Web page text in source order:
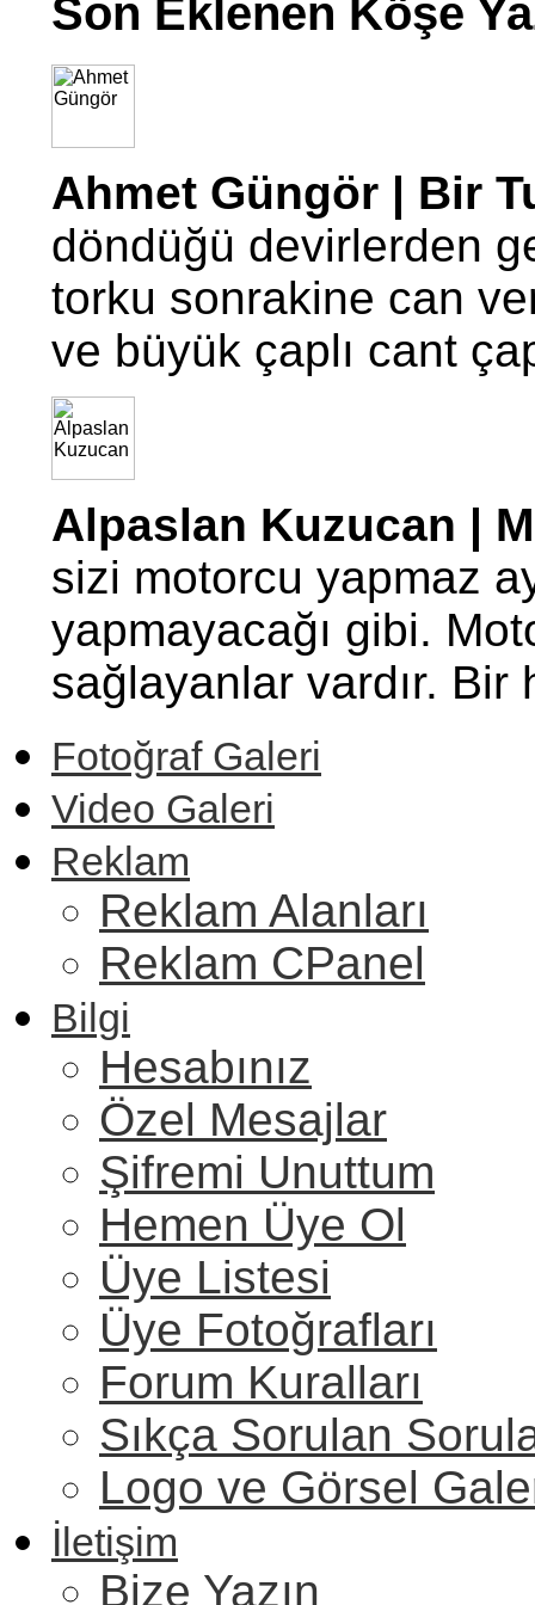
Son Eklenen Köşe
Ahmet Güngör | Bir
döndüğü devirlerden
torku sonrakine can
ve büyük çaplı cant
Alpaslan Kuzucan |
sizi motorcu yapmaz
yapmayacağı gibi.
sağlayanlar vardır.
Fotoğraf Galeri
Video Galeri
Reklam
Reklam Alanları
Reklam CPanel
Bilgi
Hesabınız
Özel Mesajlar
Şifremi Unuttum
Hemen Üye Ol
Üye Listesi
Üye Fotoğrafları
Forum Kuralları
Sıkça Sorulan
Logo ve Görsel
İletişim
Bize Yazın